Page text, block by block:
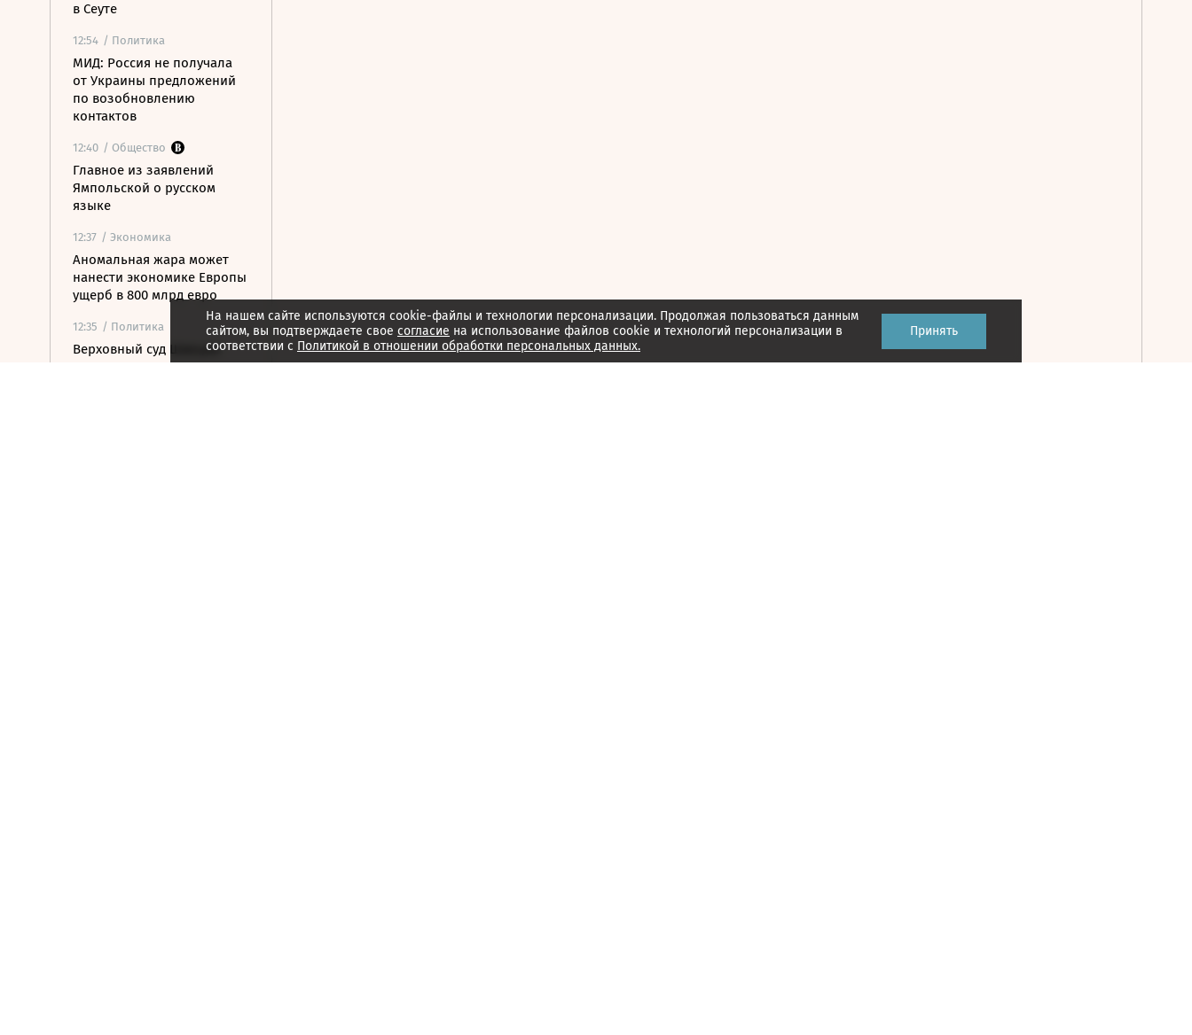
в Сеуте
12:54 / Политика
МИД: Россия не получала
от Украины предложений
по возобновлению
контактов
12:40 / Общество
Главное из заявлений
Ямпольской о русском
языке
12:37 / Экономика
Аномальная жара может
нанести экономике Европы
ущерб в 800 млрд евро
12:35 / Политика
Верховный суд Швеции
отказался пересматривать
На нашем сайте используются cookie-файлы и технологии персонализации. Продолжая пользоваться данным
сайтом, вы подтверждаете свое согласие на использование файлов cookie и технологий персонализации в
соответствии с Политикой в отношении обработки персональных данных.
Принять